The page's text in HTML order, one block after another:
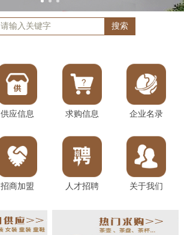
搜索
供应信息 求购信息 企业名录
招商加盟 人才招聘 关于我们